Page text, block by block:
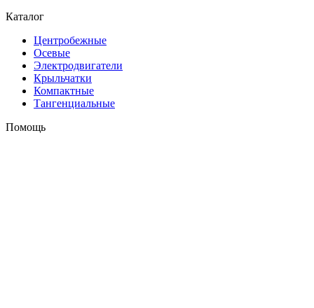
Каталог
Центробежные
Осевые
Электродвигатели
Крыльчатки
Компактные
Тангенциальные
Помощь